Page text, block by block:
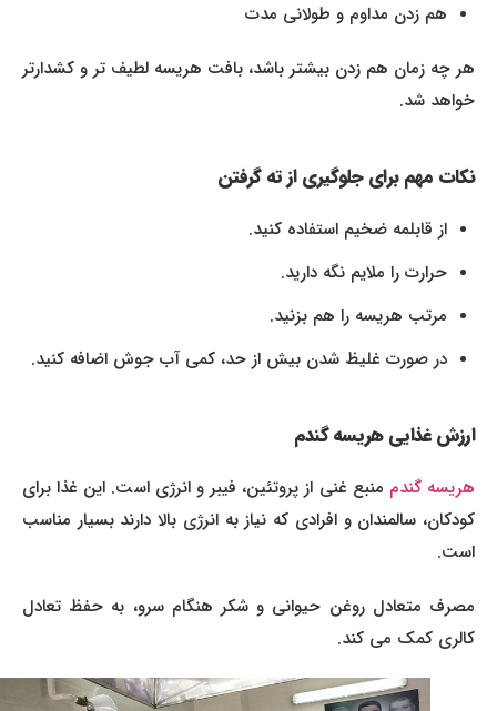
هم زدن مداوم و طولانی مدت
هر چه زمان هم زدن بیشتر باشد، بافت هریسه لطیف تر و کشدارتر
خواهد شد.
نکات مهم برای جلوگیری از ته گرفتن
از قابلمه ضخیم استفاده کنید.
حرارت را ملایم نگه دارید.
مرتب هریسه را هم بزنید.
در صورت غلیظ شدن بیش از حد، کمی آب جوش اضافه کنید.
ارزش غذایی هریسه گندم
هریسه گندممنبع غنی از پروتئین، فیبر و انرژی است. این غذا برای
کودکان، سالمندان و افرادی که نیاز به انرژی بالا دارند بسیار مناسب
است.
مصرف متعادل روغن حیوانی و شکر هنگام سرو، به حفظ تعادل
کالری کمک می کند.